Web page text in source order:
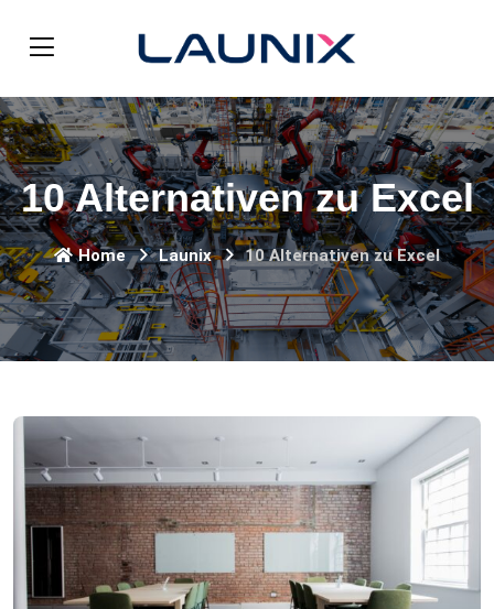
10 Alternativen zu Excel
Home Launix 10 Alternativen zu Excel